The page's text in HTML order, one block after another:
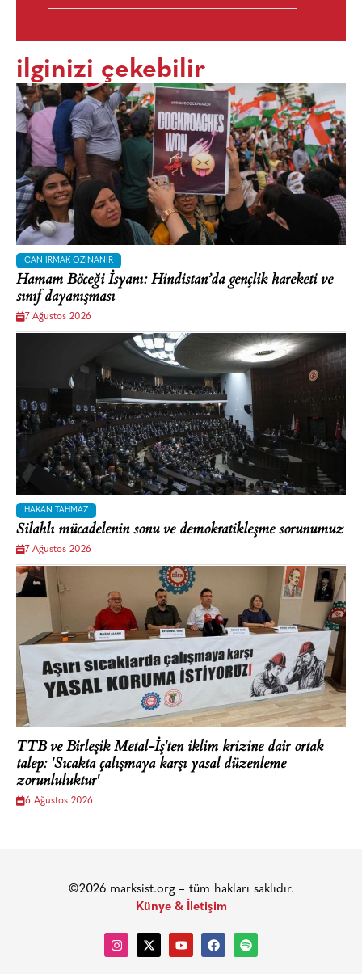
ilginizi çekebilir
CAN IRMAK ÖZINANIR
Hamam Böceği İsyanı: Hindistan’da gençlik hareketi ve
sınıf dayanışması
7 Ağustos 2026
HAKAN TAHMAZ
Silahlı mücadelenin sonu ve demokratikleşme sorunumuz
7 Ağustos 2026
TTB ve Birleşik Metal-İş'ten iklim krizine dair ortak
talep: 'Sıcakta çalışmaya karşı yasal düzenleme
zorunluluktur'
6 Ağustos 2026
©2026 marksist.org – tüm hakları saklıdır.
Künye & İletişim